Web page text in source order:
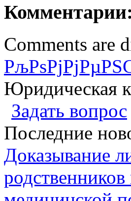
Комментарии:
Comments are
Юридическая
Задать вопрос
Последние
Доказывание